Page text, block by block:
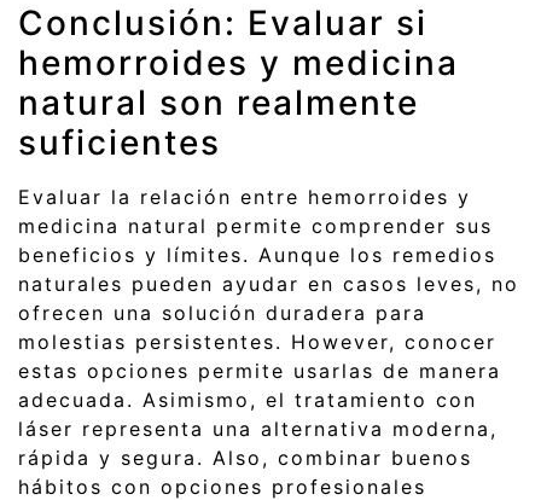
Conclusión: Evaluar si
hemorroides y medicina
natural son realmente
suficientes
Evaluar la relación entre hemorroides y
medicina natural permite comprender sus
beneficios y límites. Aunque los remedios
naturales pueden ayudar en casos leves, no
ofrecen una solución duradera para
molestias persistentes. However, conocer
estas opciones permite usarlas de manera
adecuada. Asimismo, el tratamiento con
láser representa una alternativa moderna,
rápida y segura. Also, combinar buenos
hábitos con opciones profesionales